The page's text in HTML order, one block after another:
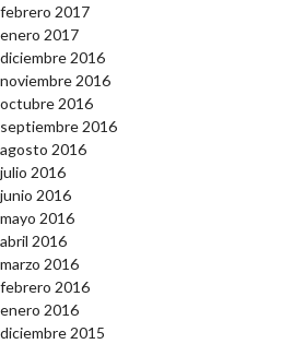
febrero 2017
enero 2017
diciembre 2016
noviembre 2016
octubre 2016
septiembre 2016
agosto 2016
julio 2016
junio 2016
mayo 2016
abril 2016
marzo 2016
febrero 2016
enero 2016
diciembre 2015